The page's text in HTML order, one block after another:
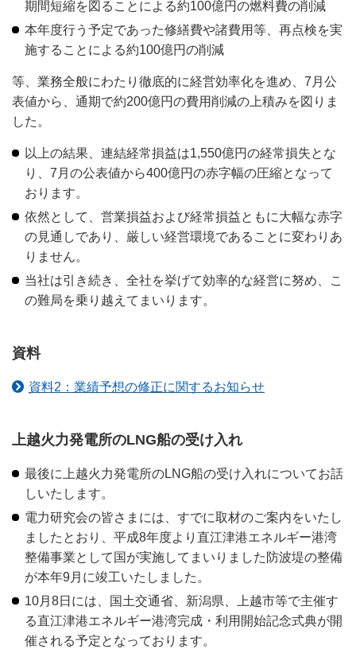
期間短縮を図ることによる約100億円の燃料費の削減
本年度行う予定であった修繕費や諸費用等、再点検を実
施することによる約100億円の削減
等、業務全般にわたり徹底的に経営効率化を進め、7月公
表値から、通期で約200億円の費用削減の上積みを図りま
した。
以上の結果、連結経常損益は1,550億円の経常損失とな
り、7月の公表値から400億円の赤字幅の圧縮となって
おります。
依然として、営業損益および経常損益ともに大幅な赤字
の見通しであり、厳しい経営環境であることに変わりあ
りません。
当社は引き続き、全社を挙げて効率的な経営に努め、こ
の難局を乗り越えてまいります。
資料
資料2：業績予想の修正に関するお知らせ
上越火力発電所のLNG船の受け入れ
最後に上越火力発電所のLNG船の受け入れについてお話
しいたします。
電力研究会の皆さまには、すでに取材のご案内をいたし
ましたとおり、平成8年度より直江津港エネルギー港湾
整備事業として国が実施してまいりました防波堤の整備
が本年9月に竣工いたしました。
10月8日には、国土交通省、新潟県、上越市等で主催す
る直江津港エネルギー港湾完成・利用開始記念式典が開
催される予定となっております。